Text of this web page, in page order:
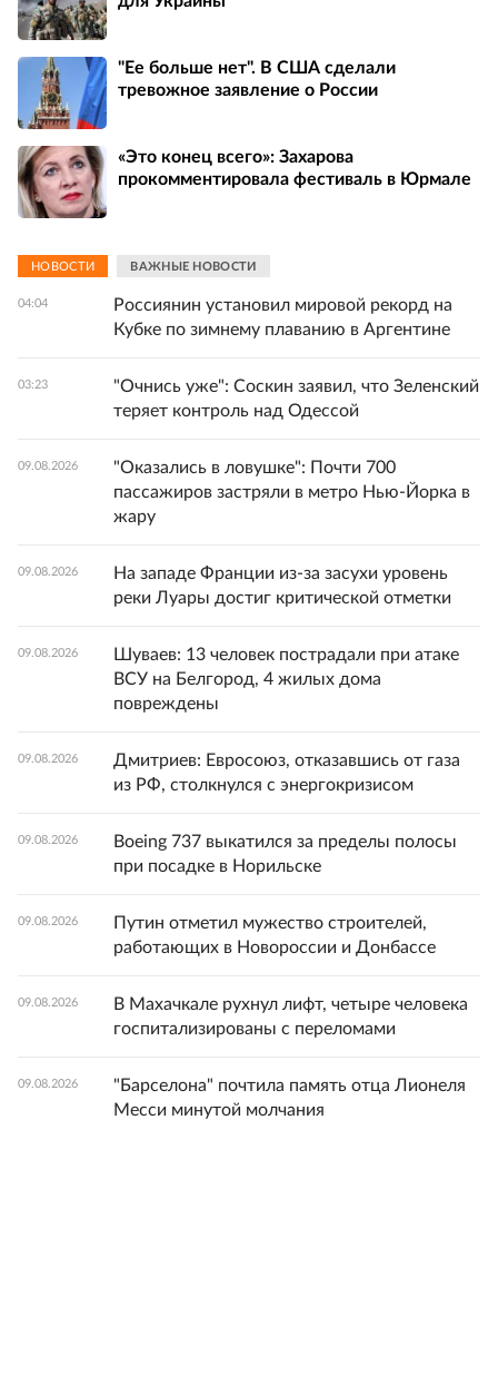
"Ее больше нет". В США сделали
тревожное заявление о России
«Это конец всего»: Захарова
прокомментировала фестиваль в Юрмале
НОВОСТИ ВАЖНЫЕ НОВОСТИ
04:04
Россиянин установил мировой рекорд на
Кубке по зимнему плаванию в Аргентине
03:23
"Очнись уже": Соскин заявил, что Зеленский
теряет контроль над Одессой
09.08.2026
"Оказались в ловушке": Почти 700
пассажиров застряли в метро Нью-Йорка в
жару
09.08.2026
На западе Франции из-за засухи уровень
реки Луары достиг критической отметки
09.08.2026
Шуваев: 13 человек пострадали при атаке
ВСУ на Белгород, 4 жилых дома
повреждены
09.08.2026
Дмитриев: Евросоюз, отказавшись от газа
из РФ, столкнулся с энергокризисом
09.08.2026
Boeing 737 выкатился за пределы полосы
при посадке в Норильске
09.08.2026
Путин отметил мужество строителей,
работающих в Новороссии и Донбассе
09.08.2026
В Махачкале рухнул лифт, четыре человека
госпитализированы с переломами
09.08.2026
"Барселона" почтила память отца Лионеля
Месси минутой молчания